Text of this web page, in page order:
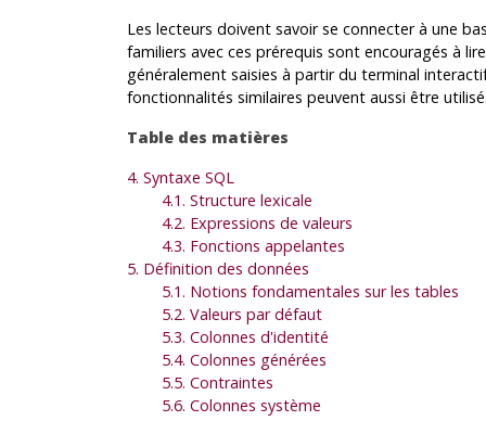
Les lecteurs doivent savoir se connecter à une
familiers avec ces prérequis sont encouragés à
généralement saisies à partir du terminal
fonctionnalités similaires peuvent aussi être
Table des matières
4. Syntaxe SQL
4.1. Structure lexicale
4.2. Expressions de valeurs
4.3. Fonctions appelantes
5. Définition des données
5.1. Notions fondamentales sur les tables
5.2. Valeurs par défaut
5.3. Colonnes d'identité
5.4. Colonnes générées
5.5. Contraintes
5.6. Colonnes système